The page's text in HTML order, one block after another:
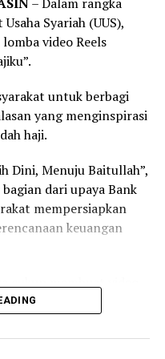
Hulu Sungai
pemerintah daerah.
Muhidin mengajak
membangun
dan petunjuk
Provinsi
apresiasi
beserta seluruh
yang menjadi
H. Muhidin.
wadah pembinaan
Syariah (UUS),
video Reels
untuk berbagi
yang menginspirasi
haji.
Dini, Menuju Baitullah”,
dari upaya Bank
mempersiapkan
keuangan
dengan tema
publik.